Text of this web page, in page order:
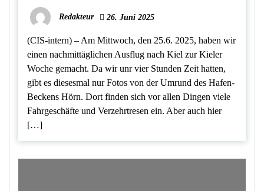
Redakteur 26. Juni 2025
(CIS-intern) – Am Mittwoch, den 25.6. 2025, haben wir
einen nachmittäglichen Ausflug nach Kiel zur Kieler
Woche gemacht. Da wir unr vier Stunden Zeit hatten,
gibt es diesesmal nur Fotos von der Umrund des Hafen-
Beckens Hörn. Dort finden sich vor allen Dingen viele
Fahrgeschäfte und Verzehrtresen ein. Aber auch hier
[…]